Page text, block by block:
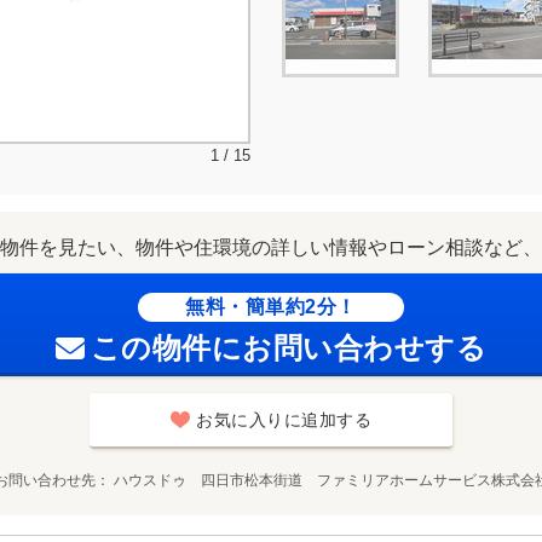
1 / 15
物件を見たい、物件や住環境の詳しい情報やローン相談など、
無料・簡単約2分！
この物件にお問い合わせする
お気に入りに追加する
問い合わせ先 ハウスドゥ 四日市松本街道 ファミリアホームサービス株式会